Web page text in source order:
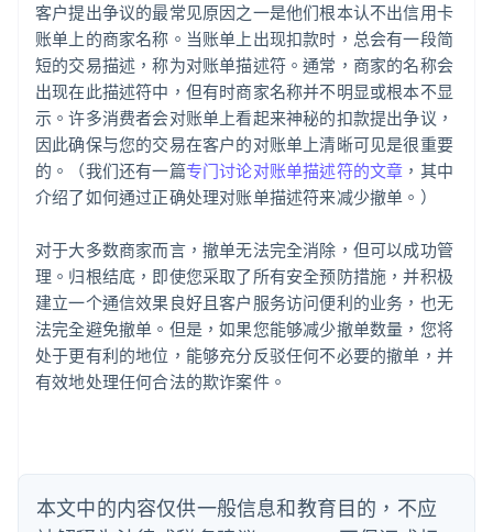
客户提出争议的最常见原因之一是他们根本认不出信用卡
账单上的商家名称。当账单上出现扣款时，总会有一段简
短的交易描述，称为对账单描述符。通常，商家的名称会
出现在此描述符中，但有时商家名称并不明显或根本不显
示。许多消费者会对账单上看起来神秘的扣款提出争议，
因此确保与您的交易在客户的对账单上清晰可见是很重要
的。（我们还有一篇专门讨论对账单描述符的文章 ，其中
介绍了如何通过正确处理对账单描述符来减少撤单。）
对于大多数商家而言，撤单无法完全消除，但可以成功管
理。归根结底，即使您采取了所有安全预防措施，并积极
建立一个通信效果良好且客户服务访问便利的业务，也无
法完全避免撤单。但是，如果您能够减少撤单数量，您将
处于更有利的地位，能够充分反驳任何不必要的撤单，并
有效地处理任何合法的欺诈案件。
本文中的内容仅供一般信息和教育目的，不应
阿联酋
English
爱尔兰
English
爱沙尼亚
English
奥地利
DeutschEnglish
澳大利亚
巴西
PortuguêsEnglish
保加利亚
English
比利时
NederlandsFrançaisDeutschEnglish
波兰
English
法国
Français English